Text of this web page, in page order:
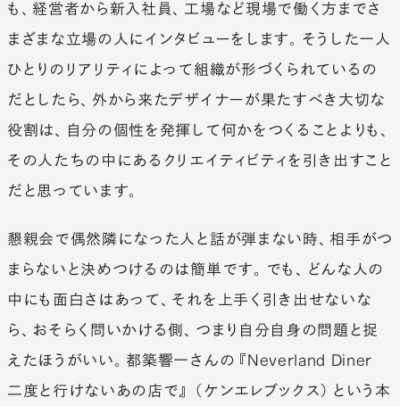
も、経営者から新入社員、工場など現場で働く方までさ
まざまな立場の人にインタビューをします。そうした一人
ひとりのリアリティによって組織が形づくられているの
だとしたら、外から来たデザイナーが果たすべき大切な
役割は、自分の個性を発揮して何かをつくることよりも、
その人たちの中にあるクリエイティビティを引き出すこと
だと思っています。
懇親会で偶然隣になった人と話が弾まない時、相手がつ
まらないと決めつけるのは簡単です。でも、どんな人の
中にも面白さはあって、それを上手く引き出せないな
ら、おそらく問いかける側、つまり自分自身の問題と捉
えたほうがいい。都築響一さんの『Neverland Diner
二度と行けないあの店で』（ケンエレブックス）という本